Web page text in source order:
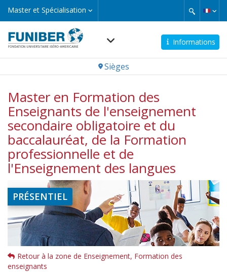
Aller
principal
Master et Spécialisation
Master
et
Informations
Navegación
Sièges
Master en Formation des
Enseignants de l'enseignement
secondaire obligatoire et du
baccalauréat, de la Formation
professionnelle et de
l'Enseignement des langues
PRÉSENTIEL
Retour à la zone de Enseignement, Formation des
enseignants